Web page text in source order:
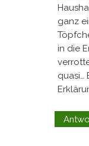
ganz
in die
quasi…